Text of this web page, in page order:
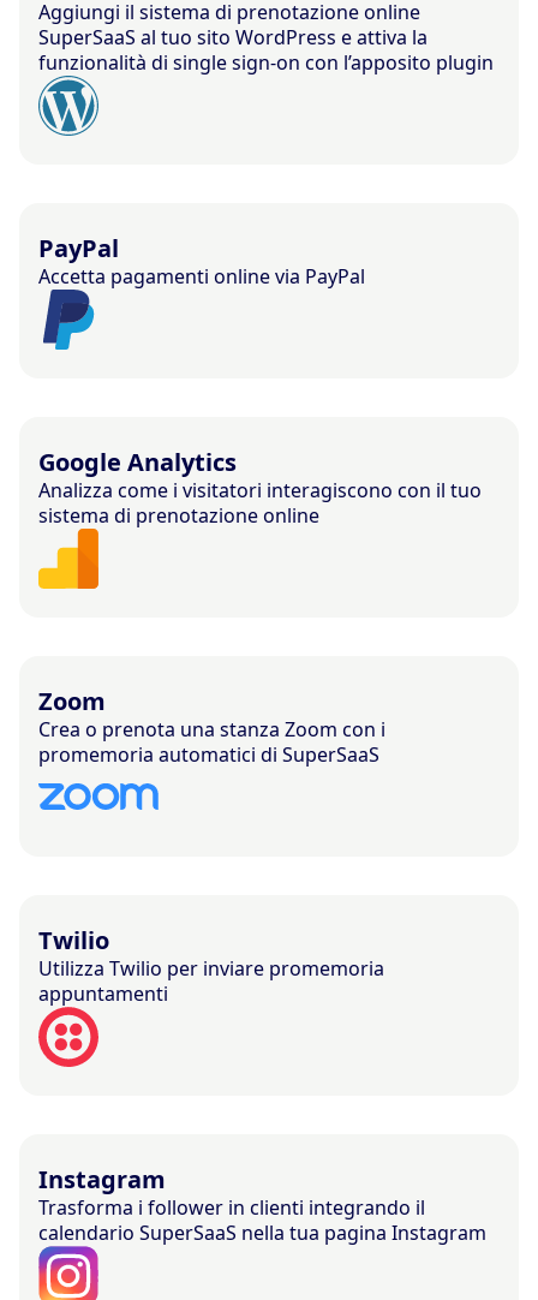
Aggiungi il sistema di prenotazione online
SuperSaaS al tuo sito WordPress e attiva la
funzionalità di single sign-on con l’apposito plugin
PayPal
Accetta pagamenti online via PayPal
Google Analytics
Analizza come i visitatori interagiscono con il tuo
sistema di prenotazione online
Zoom
Crea o prenota una stanza Zoom con i
promemoria automatici di SuperSaaS
Twilio
Utilizza Twilio per inviare promemoria
appuntamenti
Instagram
Trasforma i follower in clienti integrando il
calendario SuperSaaS nella tua pagina Instagram